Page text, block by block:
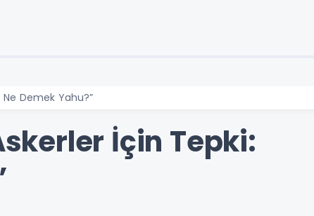
Demek Yahu?”
İçin Tepki: